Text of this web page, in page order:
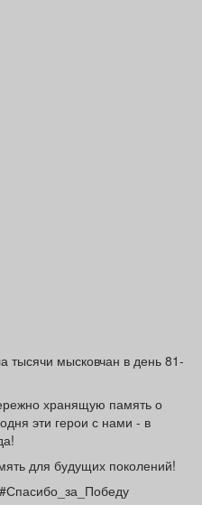
тысячи мысковчан в день 81-
хранящую память о
эти герои с нами - в
для будущих поколений!